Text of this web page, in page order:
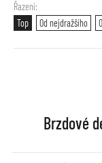
Řazení
Top
Od nejdražšího
Brzdové